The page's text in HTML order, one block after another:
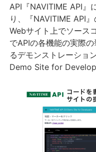
API『NAVITIME API』
り、『NAVITIME API
Webサイト上でソース
でAPIの各機能の実際
るデモンストレーショ
Demo Site for